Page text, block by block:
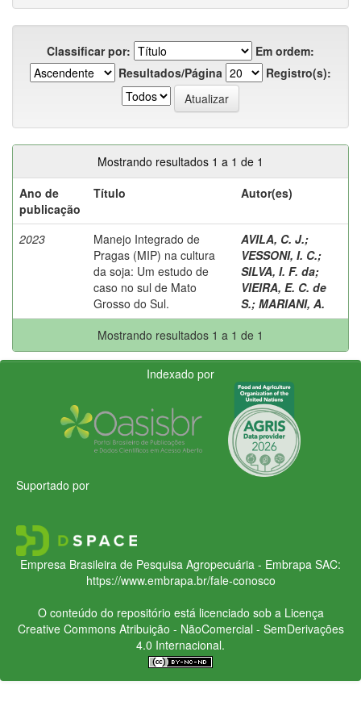
Classificar por:
Em ordem:
Resultados/Página
Registro(s):
Mostrando resultados 1 a 1 de 1
Ano de
publicação
Título Autor(es)
2023
Manejo Integrado de
Pragas (MIP) na cultura
da soja: Um estudo de
caso no sul de Mato
Grosso do Sul.
AVILA, C. J.;
VESSONI, I. C.;
SILVA, I. F. da;
VIEIRA, E. C. de
S.; MARIANI, A.
Mostrando resultados 1 a 1 de 1
Indexado por
Suportado por
Empresa Brasileira de Pesquisa Agropecuária - Embrapa SAC:
https://www.embrapa.br/fale-conosco
O conteúdo do repositório está licenciado sob a Licença
Creative CommonsAtribuição - NãoComercial - SemDerivações
4.0 Internacional.